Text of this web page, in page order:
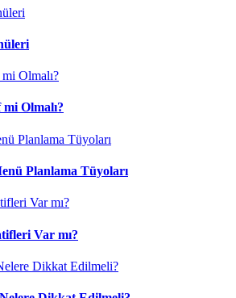
Olmalı?
Planlama Tüyoları
Var mı?